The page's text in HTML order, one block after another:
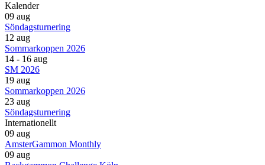
Kalender
09 aug
Söndagsturnering
12 aug
Sommarkoppen 2026
14 - 16 aug
SM 2026
19 aug
Sommarkoppen 2026
23 aug
Söndagsturnering
Internationellt
09 aug
AmsterGammon Monthly
09 aug